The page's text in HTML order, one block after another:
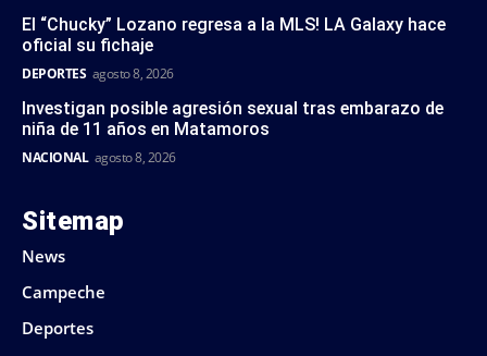
El “Chucky” Lozano regresa a la MLS! LA Galaxy hace
oficial su fichaje
DEPORTES agosto 8, 2026
Investigan posible agresión sexual tras embarazo de
niña de 11 años en Matamoros
NACIONAL agosto 8, 2026
Sitemap
News
Campeche
Deportes